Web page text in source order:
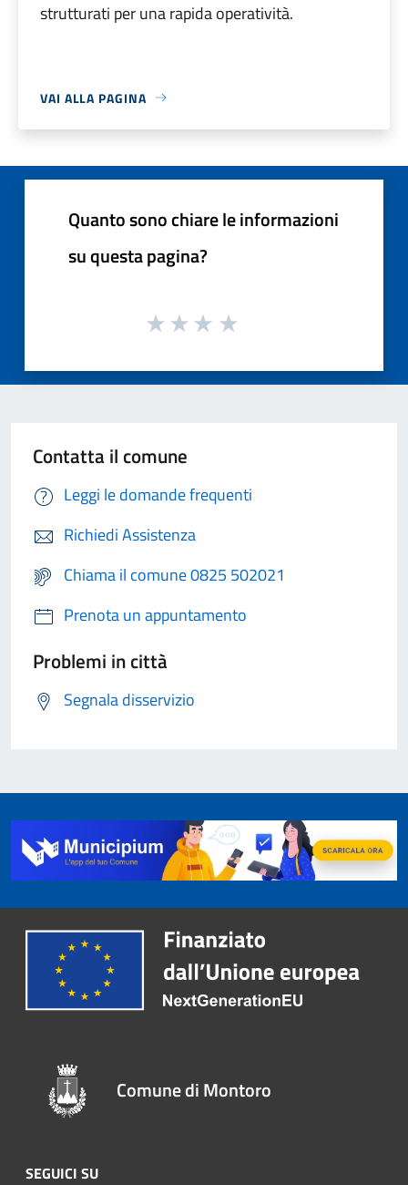
strutturati per una rapida operatività.
VAI ALLA PAGINA
Quanto sono chiare le informazioni
su questa pagina?
Contatta il comune
Leggi le domande frequenti
Richiedi Assistenza
Chiama il comune 0825 502021
Prenota un appuntamento
Problemi in città
Segnala disservizio
Comune di Montoro
SEGUICI SU